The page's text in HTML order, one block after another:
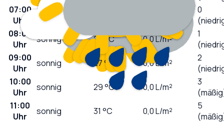
07:00
Uhr
sonnig
0
08:00
Uhr
sonnig 25°C 0,0L/m²
1
09:00
Uhr
sonnig 27°C 0,0L/m²
2
10:00
Uhr
sonnig 29°C 0,0L/m²
3
11:00
Uhr
sonnig 31 °C 0,0L/m²
5